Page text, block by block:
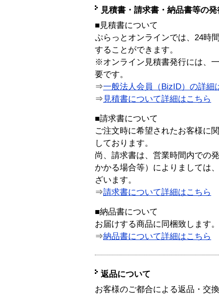
見積書・請求書・納品書等の
■見積書について
ぷらっとオンラインでは、24時
することができます。
※オンライン見積書発行には、
要です。
⇒一般法人会員（BizID）の詳細
⇒ 見積書について詳細はこちら
■請求書について
ご注文時に希望されたお客様に
しております。
尚、請求書は、営業時間内での
かかる場合等）によりましては
ざいます。
⇒請求書について詳細はこちら
■納品書について
お届けする商品に同梱致します。
⇒納品書について詳細はこちら
返品について
お客様のご都合による返品・交